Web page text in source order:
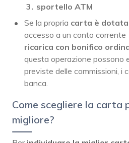
sportello ATM
Se la propria carta è dotata
accesso a un conto corrente
ricarica con bonifico
questa operazione possono
previste delle commissioni, i
banca.
Come scegliere la carta
migliore?